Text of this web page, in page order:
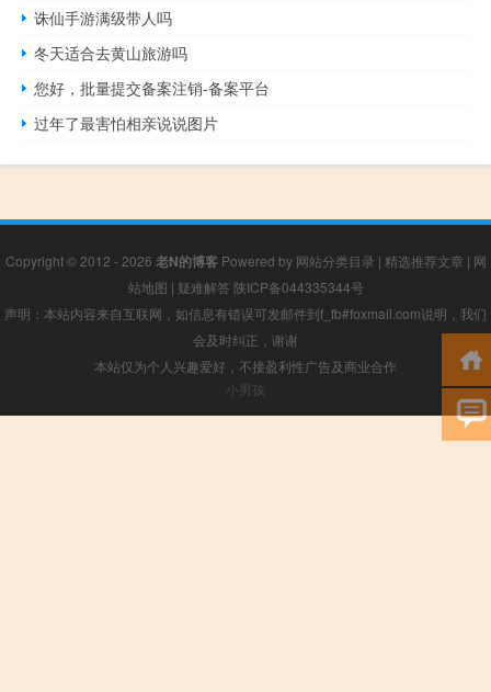
诛仙手游满级带人吗
冬天适合去黄山旅游吗
您好，批量提交备案注销-备案平台
过年了最害怕相亲说说图片
Copyright © 2012 - 2026 老N的博客Powered by 网站分类目录 | 精选推荐文章 | 网
站地图 | 疑难解答 陕ICP备044335344号
声明：本站内容来自互联网，如信息有错误可发邮件到f_fb#foxmail.com说明，我们
会及时纠正，谢谢
本站仅为个人兴趣爱好，不接盈利性广告及商业合作
小男孩